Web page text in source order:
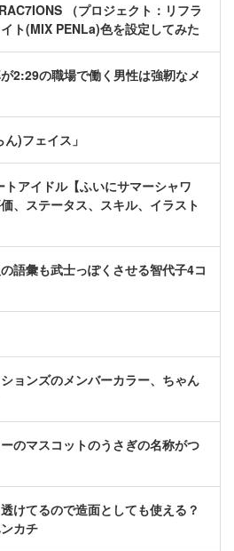
（プロジェクト：リフラ
ト(MIX PENLa)色を設定してみた
2:29の職場で働く男性は強靭なメ
)フェイス」
トアイドル【ふいにサマーシャワ
、ステータス、スキル、イラスト
語彙も武士っぽくさせる智代子4コ
ョンズのメンバーカラー、ちゃん
のマスコットのうさぎの名称がつ
けてるので造面としても使える？
カチ